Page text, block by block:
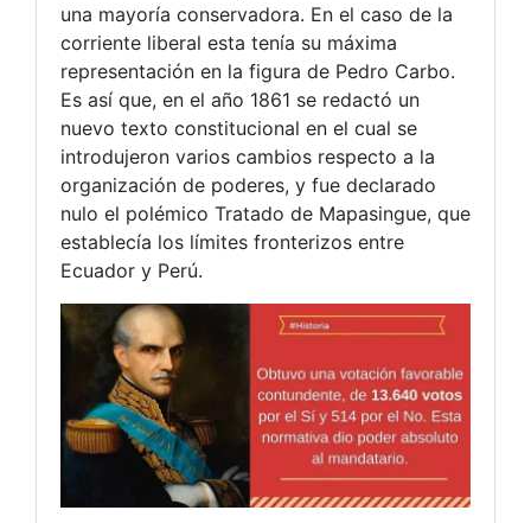
una mayoría conservadora. En el caso de la
corriente liberal esta tenía su máxima
representación en la figura de Pedro Carbo.
Es así que, en el año 1861 se redactó un
nuevo texto constitucional en el cual se
introdujeron varios cambios respecto a la
organización de poderes, y fue declarado
nulo el polémico Tratado de Mapasingue, que
establecía los límites fronterizos entre
Ecuador y Perú.